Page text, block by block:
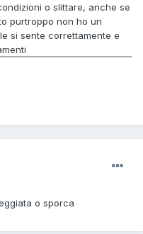
o slittare, anche se
purtroppo non ho un
si sente correttamente e
o sporca